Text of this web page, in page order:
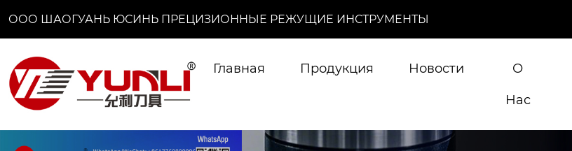
ООО ШАОГУАНЬ ЮСИНЬ ПРЕЦИЗИОННЫЕ РЕЖУЩИЕ ИНСТРУМЕНТЫ
Главная Продукция Новости О
Нас